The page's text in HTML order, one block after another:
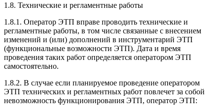
1.8. Технические и регламентные работы
1.8.1. Оператор ЭТП вправе проводить технические и
регламентные работы, в том числе связанные с внесением
изменений и (или) дополнений в инструментарий ЭТП
(функциональные возможности ЭТП). Дата и время
проведения таких работ определяется оператором ЭТП
самостоятельно.
1.8.2. В случае если планируемое проведение оператором
ЭТП технических и регламентных работ повлечет за собой
невозможность функционирования ЭТП, оператор ЭТП: